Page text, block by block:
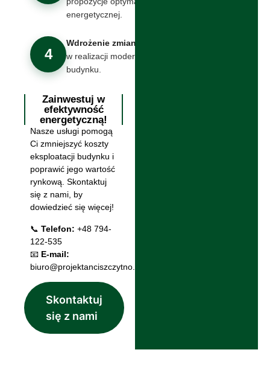
energetycznej.
4
Wdrożenie zmian
w realizacji modernizacji
budynku.
Zainwestuj w
efektywność
energetyczną!
Nasze usługi pomogą
Ci zmniejszyć koszty
eksploatacji budynku i
poprawić jego wartość
rynkową. Skontaktuj
się z nami, by
dowiedzieć się więcej!
📞 Telefon: +48 794-
122-535
📧 E-mail:
biuro@projektanciszczytno.pl
Skontaktuj
się z nami